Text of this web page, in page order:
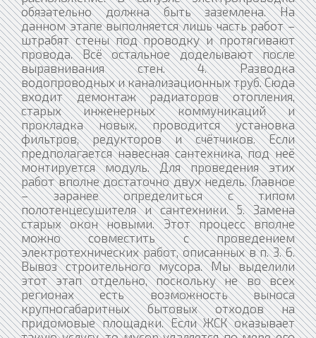
обязательно должна быть заземлена. На
данном этапе выполняется лишь часть работ –
штрабят стены под проводку и протягивают
провода. Всё остальное доделывают после
выравнивания стен. 4. Разводка
водопроводных и канализационных труб. Сюда
входит демонтаж радиаторов отопления,
старых инженерных коммуникаций и
прокладка новых, проводится установка
фильтров, редукторов и счётчиков. Если
предполагается навесная сантехника, под неё
монтируется модуль. Для проведения этих
работ вполне достаточно двух недель. Главное
– заранее определиться с типом
полотенцесушителя и сантехники. 5. Замена
старых окон новыми. Этот процесс вполне
можно совместить с проведением
электротехнических работ, описанных в п. 3. 6.
Вывоз строительного мусора. Мы выделили
этот этап отдельно, поскольку не во всех
регионах есть возможность выноса
крупногабаритных бытовых отходов на
придомовые площадки. Если ЖСК оказывает